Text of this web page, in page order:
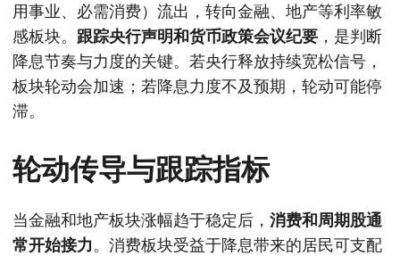
用事业、必需消费）流出，转向金融、地产等利率敏
感板块。 跟踪央行声明和货币政策会议纪要 ，是判断
降息节奏与力度的关键。若央行释放持续宽松信号，
板块轮动会加速；若降息力度不及预期，轮动可能停
滞。
轮动传导与跟踪指标
当金融和地产板块涨幅趋于稳定后， 消费和周期股通
常开始接力。消费板块受益于降息带来的居民可支配